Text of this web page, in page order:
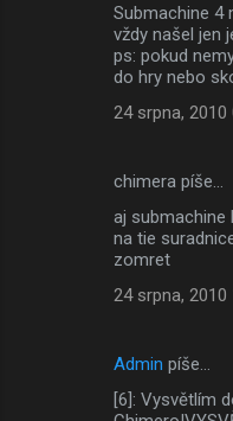
Submachine 4
vždy našel jen
ps: pokud
do hry nebo
24 srpna, 2010
chimera píše…
aj
na tie
zomret
24 srpna, 2010
Admin píše…
[6]: Vysvětlím